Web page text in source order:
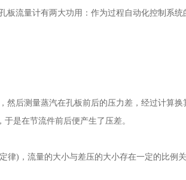
流量计有两大功用：作为过程自动化控制系
后测量蒸汽在孔板前后的压力差，经过计算换
是在节流件前后便产生了压差。
)，流量的大小与差压的大小存在一定的比例关